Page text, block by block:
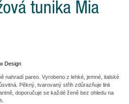
tunika Mia
Design
nahradí pareo. Vyrobeno z lehké, jemné, italské
Pěkný, tvarovaný střih zdůrazňuje linii
doporučuje se každé ženě bez ohledu na